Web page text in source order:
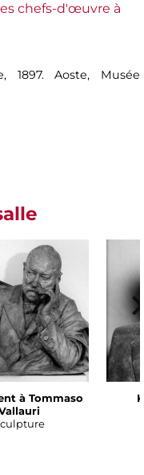
chefs-d'œuvre à
1897. Aoste, Musée
à Tommaso